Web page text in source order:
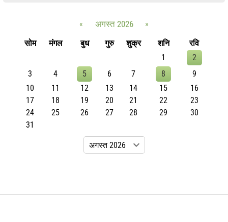
« अगस्त 2026
»
सोम
मंगल बुध गुरु शुक्र शनि
रवि
1
2
3
4 5 6 7 8
9
10
11 12 13 14 15
16
17
18 19 20 21 22
23
24
25 26 27 28 29
30
31